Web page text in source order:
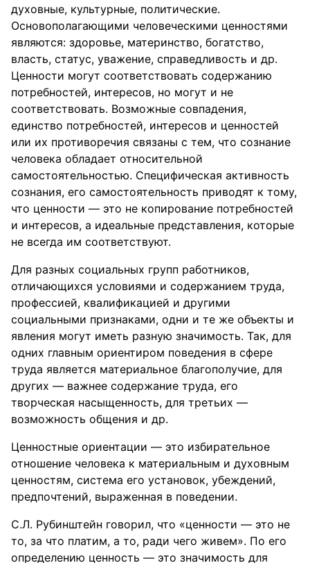
духовные, культурные, политические.
Основополагающими человеческими ценностями
являются: здоровье, материнство, богатство,
власть, статус, уважение, справедливость и др.
Ценности могут соответствовать содержанию
потребностей, интересов, но могут и не
соответствовать. Возможные совпадения,
единство потребностей, интересов и ценностей
или их противоречия связаны с тем, что сознание
человека обладает относительной
самостоятельностью. Специфическая активность
сознания, его самостоятельность приводят к тому,
что ценности — это не копирование потребностей
и интересов, а идеальные представления, которые
не всегда им соответствуют.
Для разных социальных групп работников,
отличающихся условиями и содержанием труда,
профессией, квалификацией и другими
социальными признаками, одни и те же объекты и
явления могут иметь разную значимость. Так, для
одних главным ориентиром поведения в сфере
труда является материальное благополучие, для
других — важнее содержание труда, его
творческая насыщенность, для третьих —
возможность общения и др.
Ценностные ориентации — это избирательное
отношение человека к материальным и духовным
ценностям, система его установок, убеждений,
предпочтений, выраженная в поведении.
С.Л. Рубинштейн говорил, что «ценности — это не
то, за что платим, а то, ради чего живем». По его
определению ценность — это значимость для